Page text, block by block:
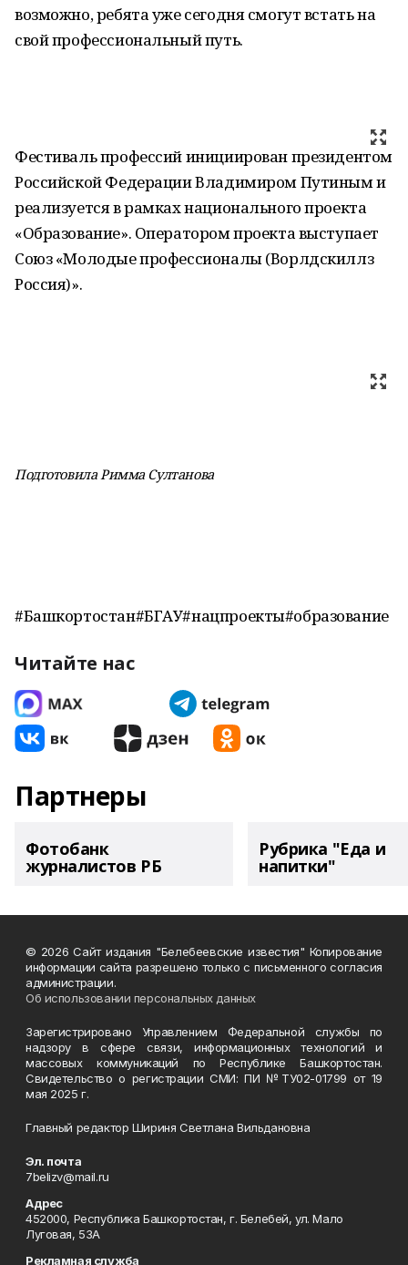
возможно, ребята уже сегодня смогут встать на
свой профессиональный путь.
Фестиваль профессий инициирован президентом
Российской Федерации Владимиром Путиным и
реализуется в рамках национального проекта
«Образование». Оператором проекта выступает
Союз «Молодые профессионалы (Ворлдскиллз
Россия)».
Подготовила Римма Султанова
#Башкортостан#БГАУ#нацпроекты#образование
Читайте нас
Партнеры
Фотобанк
журналистов РБ
Рубрика "Еда и
напитки"
© 2026 Сайт издания "Белебеевские известия" Копирование
информации сайта разрешено только с письменного согласия
администрации.
Об использовании персональных данных
Зарегистрировано Управлением Федеральной службы по
надзору в сфере связи, информационных технологий и
массовых коммуникаций по Республике Башкортостан.
Свидетельство о регистрации СМИ: ПИ №ТУ02-01799 от 19
мая 2025 г.
Главный редактор Шириня Светлана Вильдановна
Эл. почта
7belizv@mail.ru
Адрес
452000, Республика Башкортостан, г. Белебей, ул. Мало
Луговая, 53А
Рекламная служба